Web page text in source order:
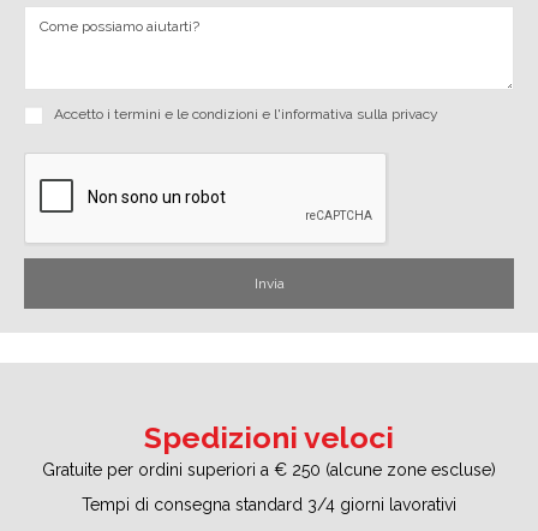
Accetto i termini e le condizioni e l'informativa sulla privacy
Spedizioni veloci
Gratuite per ordini superiori a € 250 (alcune zone escluse)
Tempi di consegna standard 3/4 giorni lavorativi